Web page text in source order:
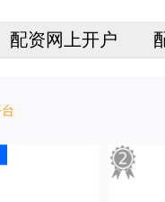
配资网上开户